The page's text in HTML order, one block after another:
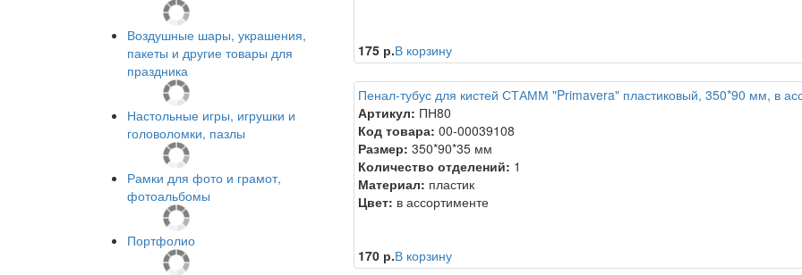
Воздушные шары, украшения,
пакеты и другие товары для
праздника
Настольные игры, игрушки и
головоломки, пазлы
Рамки для фото и грамот,
фотоальбомы
Портфолио
175 р.В корзину
Пенал-тубус для кистей СТАММ "Primavera" пластиковый, 350*90 мм, в
Артикул: ПН80
Код товара: 00-00039108
Размер: 350*90*35 мм
Количество отделений: 1
Материал: пластик
Цвет: в ассортименте
170 р.В корзину